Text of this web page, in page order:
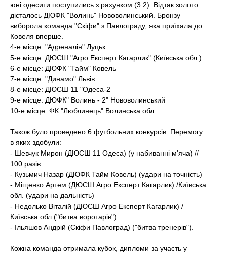
юні одесити поступились з рахунком (3:2). Відтак золото
дісталось ДЮФК "Волинь" Нововолинський. Бронзу
виборола команда "Скіфи" з Павлограду, яка приїхала до
Ковеля вперше.
4-е місце: "Адреналін" Луцьк
5-е місце: ДЮСШ "Агро Експерт Кагарлик" (Київська обл.)
6-е місце: ДЮФК "Тайм" Ковель
7-е місце: "Динамо" Львів
8-е місце: ДЮСШ 11 "Одеса-2
9-е місце: ДЮФК" Волинь - 2" Нововолинський
10-е місце: ФК "Люблинець" Волинська обл.
Також було проведено 6 футбольних конкурсів. Перемогу
в яких здобули:
- Шевчук Мирон (ДЮСШ 11 Одеса) (у набиванні м'яча) //
100 разів
- Кузьмич Назар (ДЮФК Тайм Ковель) (удари на точність)
- Міщенко Артем (ДЮСШ Агро Експерт Кагарлик) /Київська
обл. (удари на дальність)
- Недолько Віталій (ДЮСШ Агро Експерт Кагарлик) /
Київська обл.("битва воротарів")
- Ільяшов Андрій (Скіфи Павлоград) ("битва тренерів").
Кожна команда отримала кубок, дипломи за участь у